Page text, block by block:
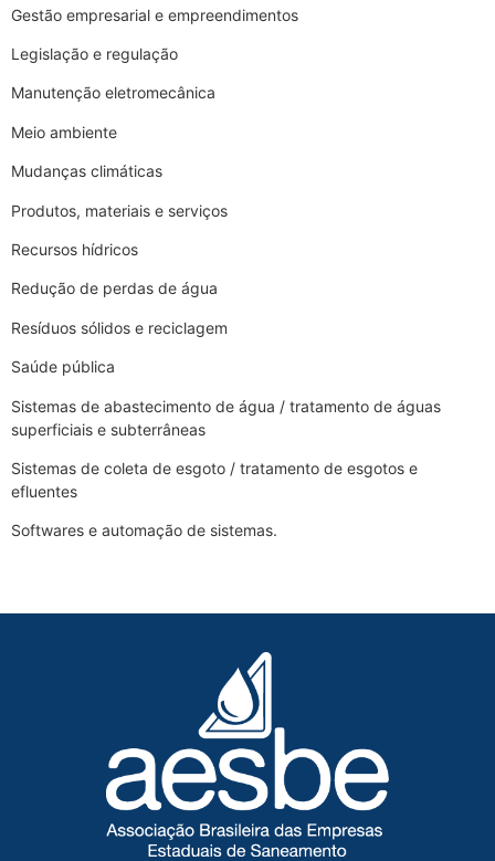
Gestão empresarial e empreendimentos
Legislação e regulação
Manutenção eletromecânica
Meio ambiente
Mudanças climáticas
Produtos, materiais e serviços
Recursos hídricos
Redução de perdas de água
Resíduos sólidos e reciclagem
Saúde pública
Sistemas de abastecimento de água / tratamento de águas
superficiais e subterrâneas
Sistemas de coleta de esgoto / tratamento de esgotos e
efluentes
Softwares e automação de sistemas.